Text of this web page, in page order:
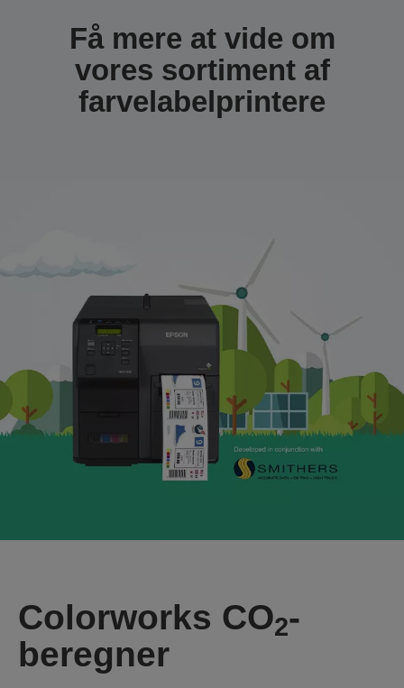
Få mere at vide om
vores sortiment af
farvelabelprintere
Colorworks CO2-
beregner